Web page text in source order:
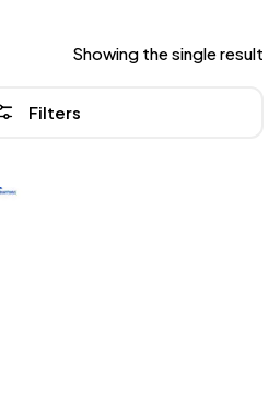
Filters
Showing the single result